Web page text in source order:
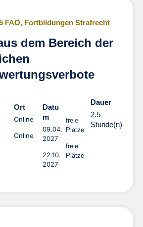
FAO, Fortbildungen Strafrecht
dem Bereich der
Ort
Online
Online
Datu
m
09.04.
2027
22.10.
2027
freie
Plätze
freie
Plätze
Dauer
2.5
Stunde(n)